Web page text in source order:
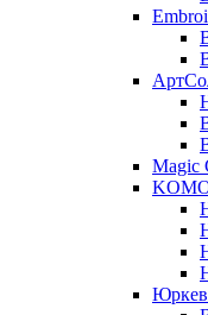
Magic